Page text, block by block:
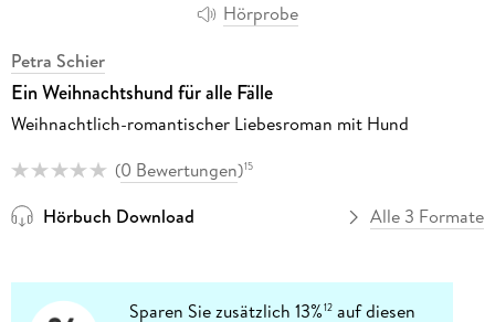
Hörprobe
Petra Schier
Ein Weihnachtshund für alle Fälle
Weihnachtlich-romantischer Liebesroman mit Hund
(0 Bewertungen)15
Hörbuch Download Alle 3 Formate
Sparen Sie zusätzlich 13%12 auf diesen